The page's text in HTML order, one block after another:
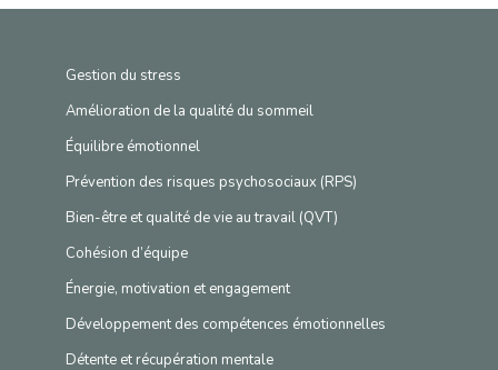
Gestion du stress
Amélioration de la qualité du sommeil
Équilibre émotionnel
Prévention des risques psychosociaux (RPS)
Bien-être et qualité de vie au travail (QVT)
Cohésion d’équipe
Énergie, motivation et engagement
Développement des compétences émotionnelles
Détente et récupération mentale